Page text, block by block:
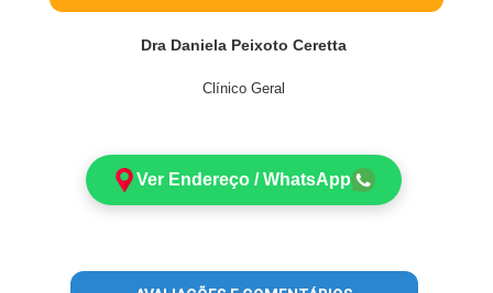
Dra Daniela Peixoto Ceretta
Clínico Geral
Ver Endereço / WhatsApp